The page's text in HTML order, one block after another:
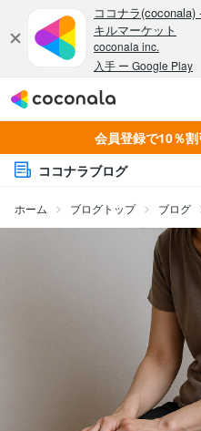
会員登録で10％
ココナラブログ
ホーム ブログトップ ブログ